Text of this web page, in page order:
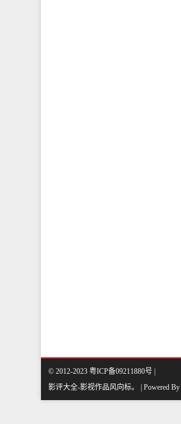
© 2012-2023 粤ICP备09211880号 |
影评大全-影视作品风向标。 | Powered By